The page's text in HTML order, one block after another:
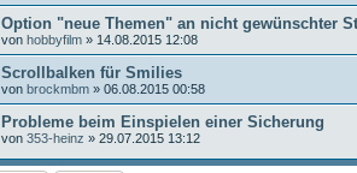
Option "neue Themen" an nicht gewünschter
von hobbyfilm » 14.08.2015 12:08
Scrollbalken für Smilies
von brockmbm » 06.08.2015 00:58
Probleme beim Einspielen einer Sicherung
von 353-heinz » 29.07.2015 13:12